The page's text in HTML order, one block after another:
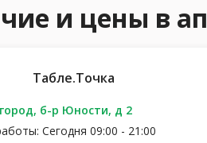
и цены в
Табле.Точка
б-р Юности, д 2
Сегодня 09:00 - 21:00